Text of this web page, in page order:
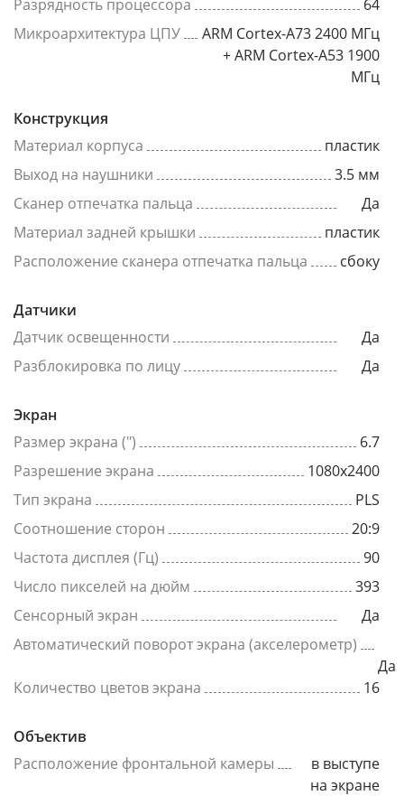
Разрядность процессора
64
Микроархитектура ЦПУ
ARM Cortex-A73 2400 МГц
+ ARM Cortex-A53 1900
МГц
Конструкция
Материал корпуса
пластик
Выход на наушники
3.5 мм
Сканер отпечатка пальца
Да
Материал задней крышки
пластик
Расположение сканера отпечатка пальца
сбоку
Датчики
Датчик освещенности
Да
Разблокировка по лицу
Да
Экран
Размер экрана (")
6.7
Разрешение экрана
1080x2400
Тип экрана
PLS
Соотношение сторон
20:9
Частота дисплея (Гц)
90
Число пикселей на дюйм
393
Сенсорный экран
Да
Автоматический поворот экрана (акселерометр)
Да
Количество цветов экрана
16
Объектив
Расположение фронтальной камеры
в выступе
на экране